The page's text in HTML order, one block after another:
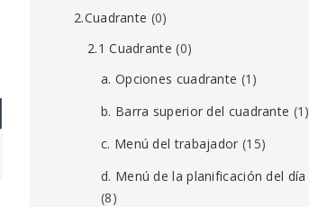
2.Cuadrante (0)
2.1 Cuadrante (0)
a. Opciones cuadrante (1)
b. Barra superior del cuadrante (1)
c. Menú del trabajador (15)
d. Menú de la planificación del día
(8)